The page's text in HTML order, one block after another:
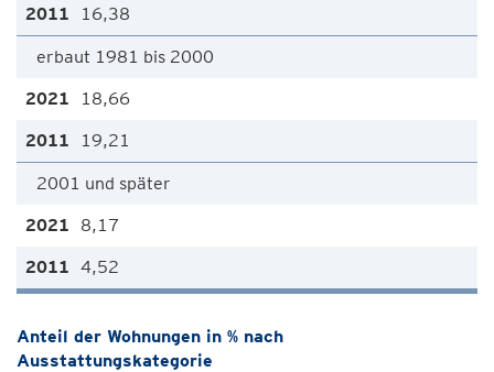
16,38
erbaut 1981 bis 2000
18,66
19,21
2001 und später
8,17
4,52
Anteil der Wohnungen in % nach
Ausstattungskategorie